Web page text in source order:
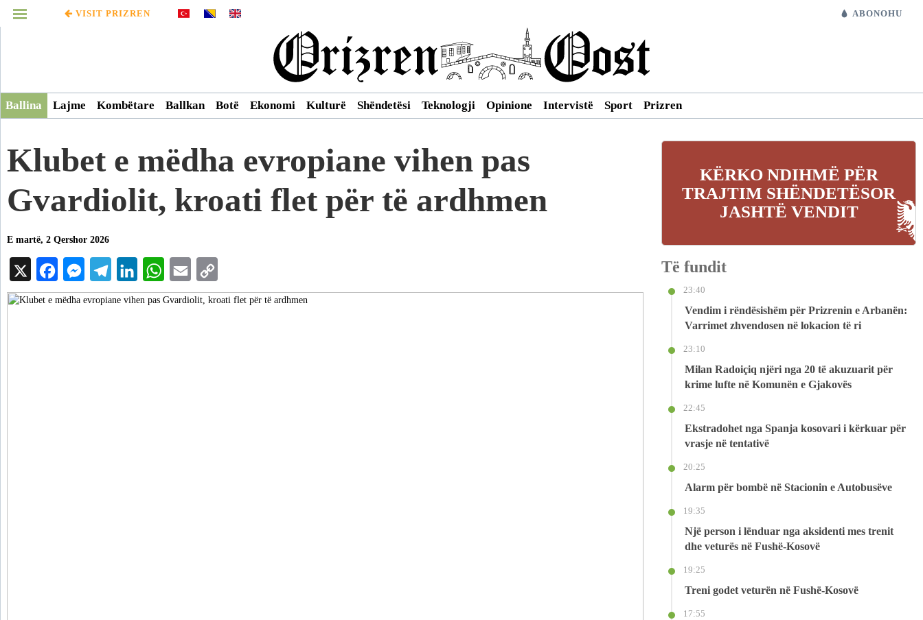
Infografikë
Video
Arkiv
VISIT PRIZREN ABONOHU
Ballina Lajme Kombëtare Ballkan Botë Ekonomi Kulturë Shëndetësi Teknologji Opinione Intervistë Sport Prizren
Klubet e mëdha evropiane vihen pas
Gvardiolit, kroati flet për të ardhmen
E martë, 2 Qershor 2026
Facebook Messenger Telegram LinkedIn
KËRKO NDIHMË PËR
TRAJTIM SHËNDETËSOR
JASHTË VENDIT
Të fundit
23:40
Vendim i rëndësishëm për Prizrenin e Arbanën:
Varrimet zhvendosen në lokacion të ri
23:10
Milan Radoiçiq njëri nga 20 të akuzuarit për
krime lufte në Komunën e Gjakovës
22:45
Ekstradohet nga Spanja kosovari i kërkuar për
vrasje në tentativë
20:25
Alarm për bombë në Stacionin e Autobusëve
19:35
Një person i lënduar nga aksidenti mes trenit
dhe veturës në Fushë-Kosovë
19:25
Treni godet veturën në Fushë-Kosovë
17:55